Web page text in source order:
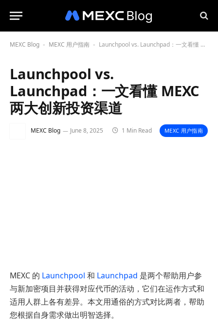
MEXC Blog - MEXC 用户指南 - Launchpool vs. Launchpad：一文看懂 MEXC 两大创新投资渠道
Launchpool vs.
Launchpad：一文看懂 MEXC
两大创新投资渠道
MEXC Blog June 8, 2025 1 Min Read MEXC 用户指南
MEXC 的 Launchpool 和 Launchpad 是两个帮助用户参
与新加密项目并获得对应代币的活动，它们在运作方式和
适用人群上各有差异。本文用通俗的方式对比两者，帮助
您根据自身需求做出明智选择。